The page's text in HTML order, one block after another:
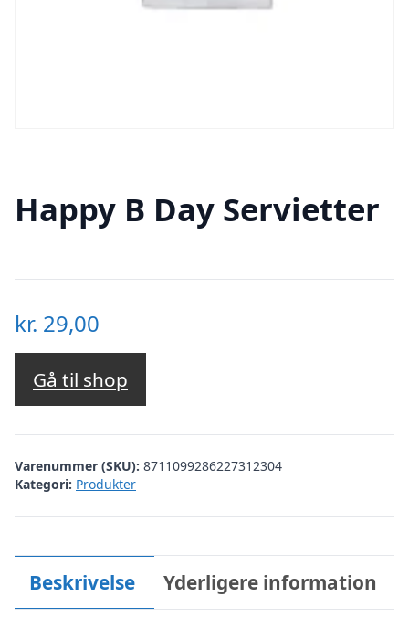
Happy B Day Servietter
kr. 29,00
Gå til shop
Varenummer (SKU): 8711099286227312304
Kategori: Produkter
Beskrivelse Yderligere information